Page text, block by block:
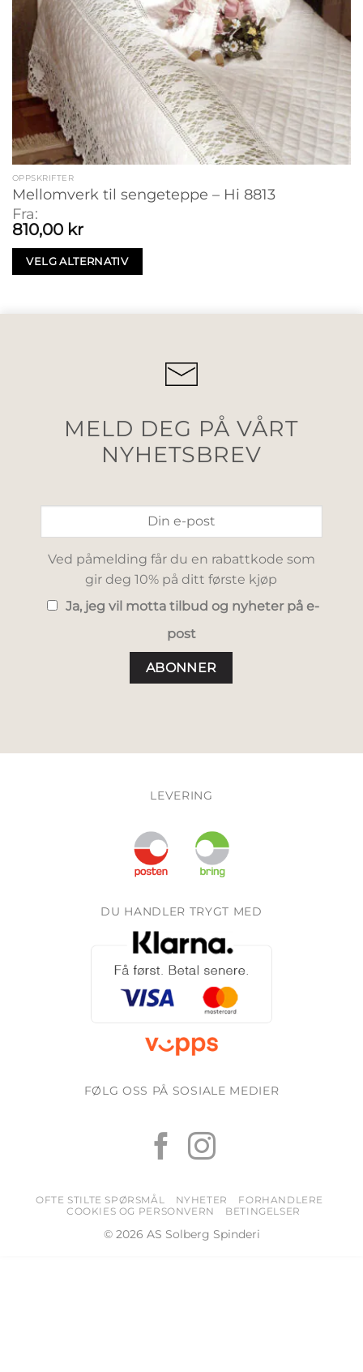
OPPSKRIFTER
Mellomverk til sengeteppe – Hi 8813
Fra:
810,00 kr
VELG ALTERNATIV
MELD DEG PÅ VÅRT
NYHETSBREV
Ved påmelding får du en rabattkode som
gir deg 10% på ditt første kjøp
Ja, jeg vil motta tilbud og nyheter på e-
post
LEVERING
DU HANDLER TRYGT MED
FØLG OSS PÅ SOSIALE MEDIER
OFTE STILTE SPØRSMÅL NYHETER
FORHANDLERE
COOKIES OG PERSONVERN
BETINGELSER
© 2026 AS Solberg Spinderi